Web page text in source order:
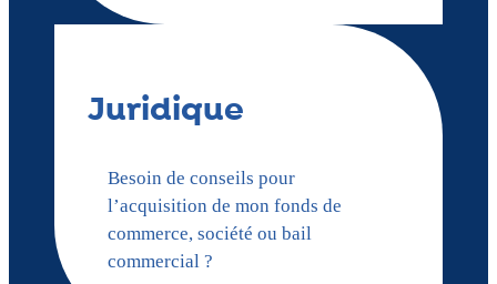
Juridique
Besoin de conseils pour
l’acquisition de mon fonds de
commerce, société ou bail
commercial ?